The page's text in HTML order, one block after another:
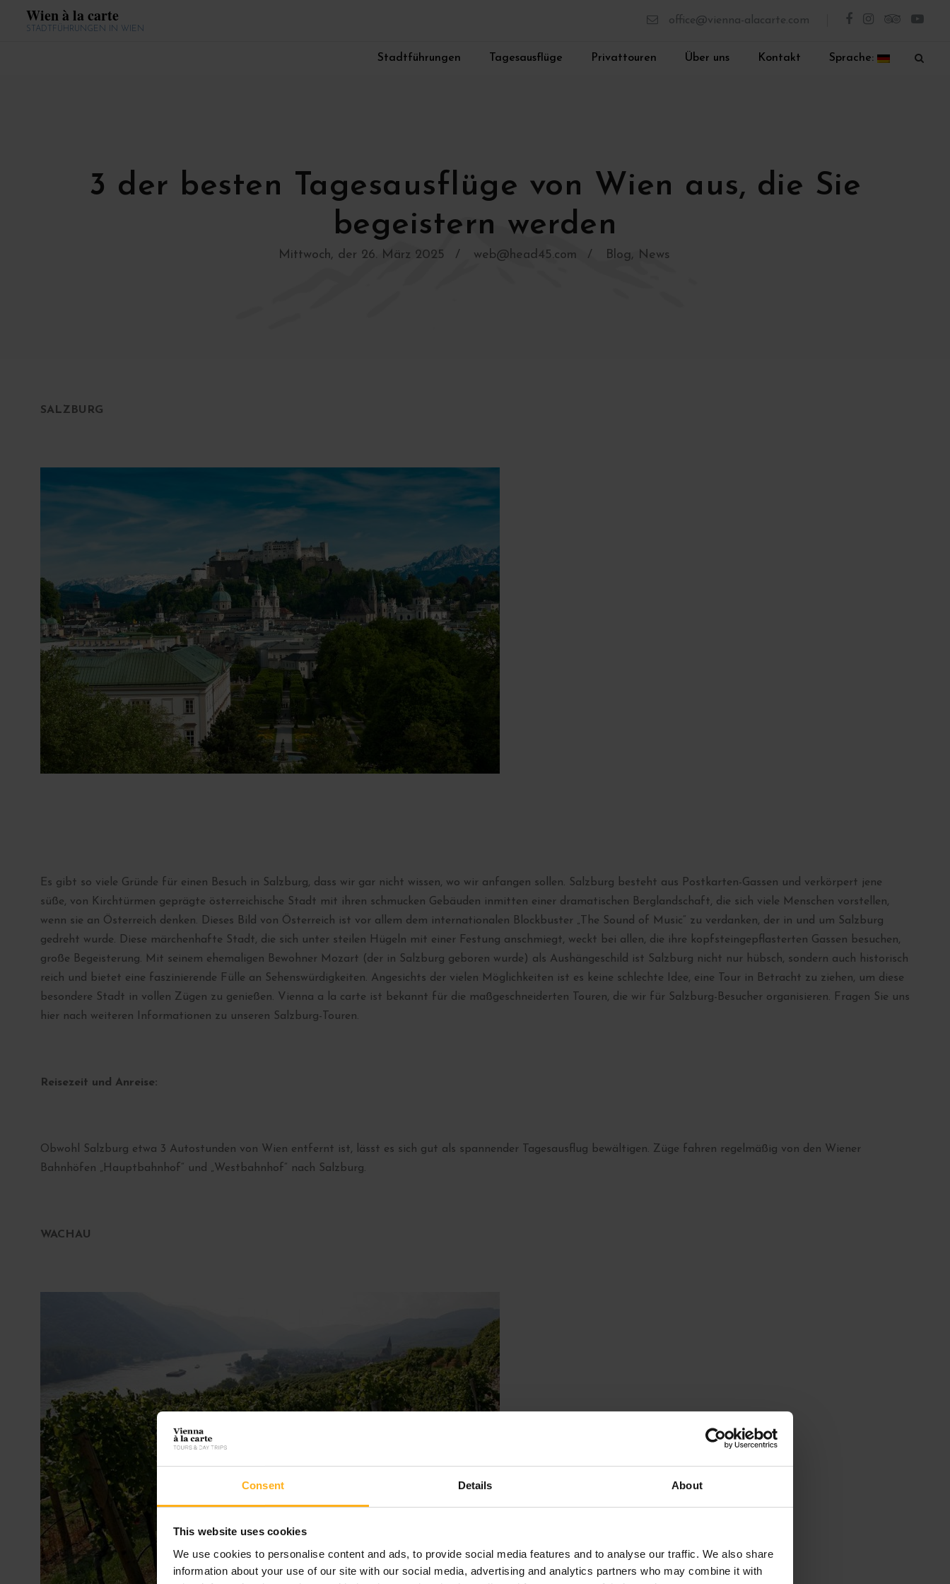
Consent Details About
This website uses cookies
We use cookies to personalise content and ads, to provide social media features and to analyse our traffic. We also share
information about your use of our site with our social media, advertising and analytics partners who may combine it with
Wien à la carte
STADTFÜHRUNGEN IN WIEN
office@vienna-alacarte.com
Stadtführungen Tagesausflüge Privattouren Über uns Kontakt Sprache:
Mittwoch, der 26. März 2025 web@head45.com Blog, News
3 der besten Tagesausflüge von Wien aus, die Sie
begeistern werden
SALZBURG
Es gibt so viele Gründe für einen Besuch in Salzburg, dass wir gar nicht wissen, wo wir anfangen sollen. Salzburg besteht aus Postkarten-Gassen und verkörpert jene
süße, von Kirchtürmen geprägte österreichische Stadt mit ihren schmucken Gebäuden inmitten einer dramatischen Berglandschaft, die sich viele Menschen vorstellen,
wenn sie an Österreich denken. Dieses Bild von Österreich ist vor allem dem internationalen Blockbuster „The Sound of Music“ zu verdanken, der in und um Salzburg
gedreht wurde. Diese märchenhafte Stadt, die sich unter steilen Hügeln mit einer Festung anschmiegt, weckt bei allen, die ihre kopfsteingepflasterten Gassen besuchen,
große Begeisterung. Mit seinem ehemaligen Bewohner Mozart (der in Salzburg geboren wurde) als Aushängeschild ist Salzburg nicht nur hübsch, sondern auch historisch
reich und bietet eine faszinierende Fülle an Sehenswürdigkeiten. Angesichts der vielen Möglichkeiten ist es keine schlechte Idee, eine Tour in Betracht zu ziehen, um diese
besondere Stadt in vollen Zügen zu genießen. Vienna a la carte ist bekannt für die maßgeschneiderten Touren, die wir für Salzburg-Besucher organisieren. Fragen Sie uns
hier nach weiteren Informationen zu unseren Salzburg-Touren.
Reisezeit und Anreise:
Obwohl Salzburg etwa 3 Autostunden von Wien entfernt ist, lässt es sich gut als spannender Tagesausflug bewältigen. Züge fahren regelmäßig von den Wiener
Bahnhöfen „Hauptbahnhof“ und „Westbahnhof“ nach Salzburg.
WACHAU